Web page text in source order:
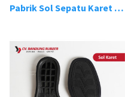
Pabrik Sol Sepatu Karet Bandung 1